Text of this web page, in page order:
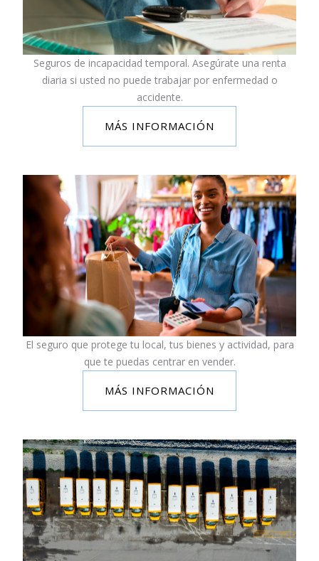
Seguros de incapacidad temporal. Asegúrate una renta
diaria si usted no puede trabajar por enfermedad o
accidente.
MÁS INFORMACIÓN
El seguro que protege tu local, tus bienes y actividad, para
que te puedas centrar en vender.
MÁS INFORMACIÓN